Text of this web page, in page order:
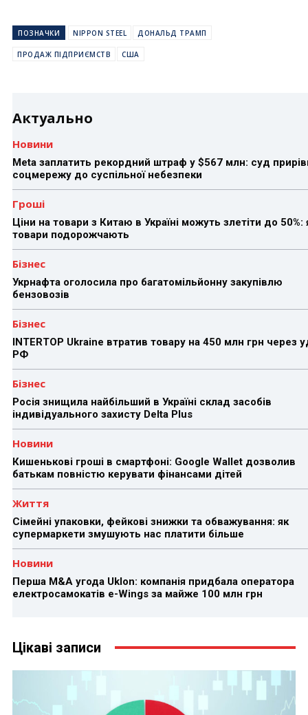
ПОЗНАЧКИ NIPPON STEEL ДОНАЛЬД ТРАМП
ПРОДАЖ ПІДПРИЄМСТВ США
Актуально
Новини
Meta заплатить рекордний штраф у $567 млн: суд
соцмережу до суспільної небезпеки
Гроші
Ціни на товари з Китаю в Україні можуть злетіти до 50%:
товари подорожчають
Бізнес
Укрнафта оголосила про багатомільйонну закупівлю
бензовозів
Бізнес
INTERTOP Ukraine втратив товару на 450 млн грн через
РФ
Бізнес
Росія знищила найбільший в Україні склад засобів
індивідуального захисту Delta Plus
Новини
Кишенькові гроші в смартфоні: Google Wallet дозволив
батькам повністю керувати фінансами дітей
Життя
Сімейні упаковки, фейкові знижки та обважування: як
супермаркети змушують нас платити більше
Новини
Перша M&A угода Uklon: компанія придбала оператора
електросамокатів e-Wings за майже 100 млн грн
Цікаві записи